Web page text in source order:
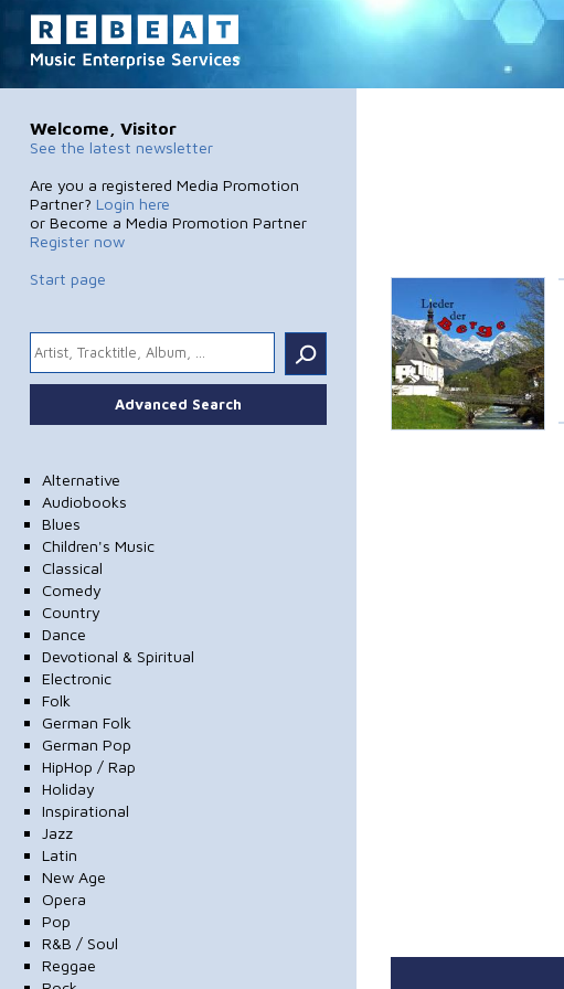
Welcome, Visitor
See the latest newsletter
Are you a registered Media Promotion
Partner? Login here
or Become a Media Promotion Partner
Register now
Start page
.
Advanced Search
Alternative
Audiobooks
Blues
Children's Music
Classical
Comedy
Country
Dance
Devotional & Spiritual
Electronic
Folk
German Folk
German Pop
HipHop / Rap
Holiday
Inspirational
Jazz
Latin
New Age
Opera
Pop
R&B / Soul
Reggae